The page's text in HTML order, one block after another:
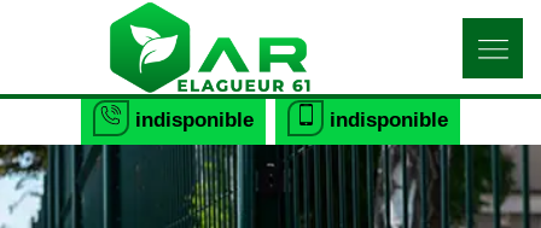
indisponible indisponible